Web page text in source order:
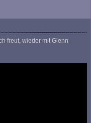
freut, wieder mit Glenn